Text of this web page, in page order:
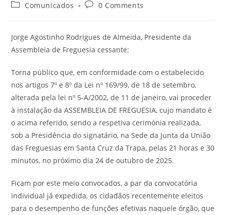
Comunicados
0 Comments
Jorge Agostinho Rodrigues de Almeida, Presidente da
Assembleia de Freguesia cessante:
Torna público que, em conformidade com o estabelecido
nos artigos 7º e 8º da Lei nº 169/99, de 18 de setembro,
alterada pela lei nº 5-A/2002, de 11 de janeiro, vai proceder
à instalação da ASSEMBLEIA DE FREGUESIA, cujo mandato é
o acima referido, sendo a respetiva cerimónia realizada,
sob a Presidência do signatário, na Sede da Junta da União
das Freguesias em Santa Cruz da Trapa, pelas 21 horas e 30
minutos, no próximo dia 24 de outubro de 2025.
Ficam por este meio convocados, a par da convocatória
individual já expedida, os cidadãos recentemente eleitos
para o desempenho de funções efetivas naquele órgão, que